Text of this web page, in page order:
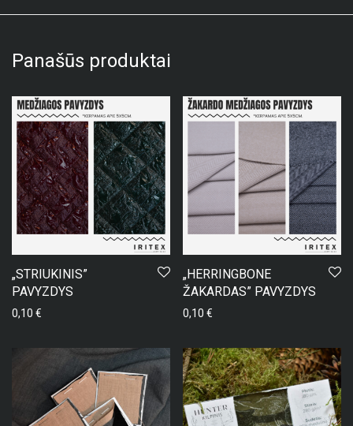
Panašūs produktai
„STRIUKINIS”
PAVYZDYS
0,10 €
„HERRINGBONE
ŽAKARDAS” PAVYZDYS
0,10 €